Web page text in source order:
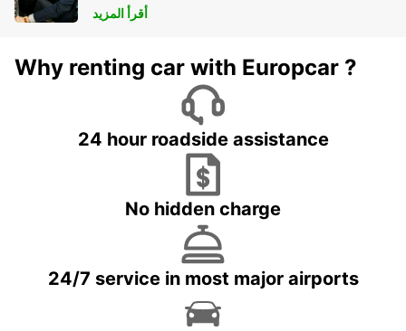
أقرأ المزيد
Why renting car with Europcar ?
24 hour roadside assistance
No hidden charge
24/7 service in most major airports